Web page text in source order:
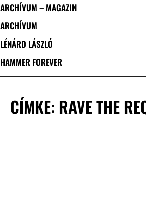
ARCHÍVUM – MAGAZIN
ARCHÍVUM
LÉNÁRD LÁSZLÓ
HAMMER FOREVER
CÍMKE: RAVE THE